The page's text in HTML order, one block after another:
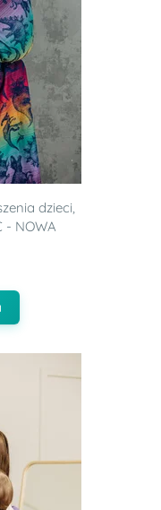
dzieci,
- NOWA